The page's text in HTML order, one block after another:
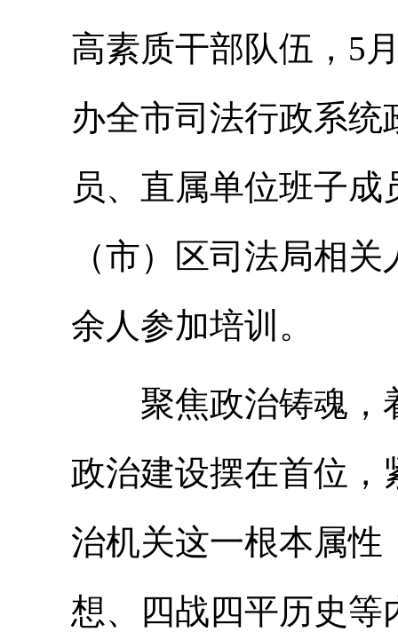
高素质干部队伍，5
办全市司法行政系
员、直属单位班子
（市）区司法局相
余人参加培训。
聚焦政治铸魂，
政治建设摆在首位，
治机关这一根本属性
想、四战四平历史等